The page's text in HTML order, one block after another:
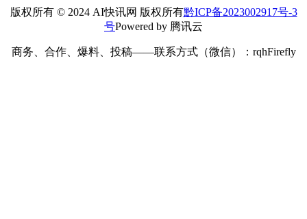
版权所有 © 2024 AI快讯网 版权所有黔ICP备2023002917号-3
号Powered by 腾讯云
商务、合作、爆料、投稿——联系方式（微信）：rqhFirefly